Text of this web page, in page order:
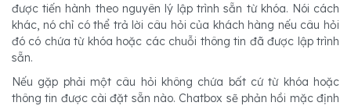
được tiến hành theo nguyên lý lập trình sẵn từ khóa. Nói cách
khác, nó chỉ có thể trả lời câu hỏi của khách hàng nếu câu hỏi
đó có chứa từ khóa hoặc các chuỗi thông tin đã được lập trình
sẵn.
Nếu gặp phải một câu hỏi không chứa bất cứ từ khóa hoặc
thông tin được cài đặt sẵn nào. Chatbox sẽ phản hồi mặc định